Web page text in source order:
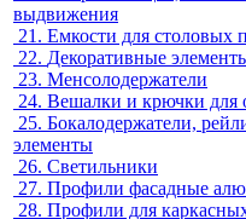
выдвижения
21. Емкости для столовых
22. Декоративные
23. Менсолодержатели
24. Вешалки и крючки для
25. Бокалодержатели,
элементы
26. Светильники
27. Профили фасадные
28. Профили для